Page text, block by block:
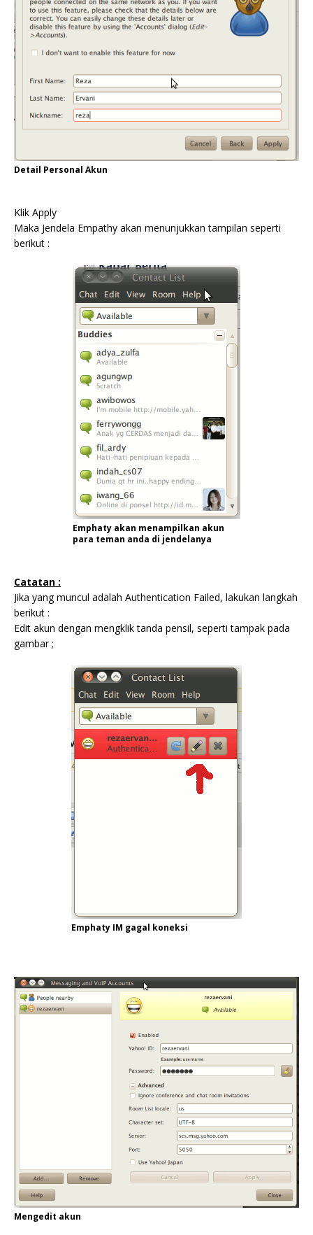
Detail Personal Akun
Klik Apply
Maka Jendela Empathy akan menunjukkan tampilan seperti
berikut :
Emphaty akan menampilkan akun
para teman anda di jendelanya
Catatan :
Jika yang muncul adalah Authentication Failed, lakukan langkah
berikut :
Edit akun dengan mengklik tanda pensil, seperti tampak pada
gambar ;
Emphaty IM gagal koneksi
Mengedit akun